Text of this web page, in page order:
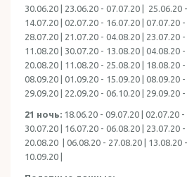
30.06.20 | 23.06.20 - 07.07.20 | 25.06.20
14.07.20 | 02.07.20 - 16.07.20 | 07.07.20
28.07.20 | 21.07.20 - 04.08.20 | 23.07.20
11.08.20 | 30.07.20 - 13.08.20 | 04.08.20
20.08.20 | 11.08.20 - 25.08.20 | 18.08.20
08.09.20 | 01.09.20 - 15.09.20 | 08.09.20
29.09.20 | 22.09.20 - 06.10.20 | 29.09.20 -
21 ночь: 18.06.20 - 09.07.20 | 02.07.20
30.07.20 | 16.07.20 - 06.08.20 | 23.07.20
20.08.20 | 06.08.20 - 27.08.20 | 13.08.20
10.09.20 |